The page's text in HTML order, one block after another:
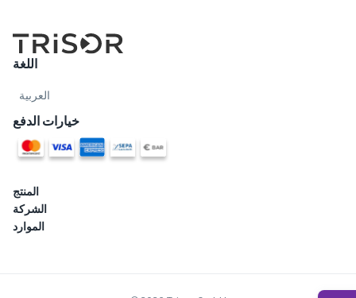
اللغة
العربية
خيارات الدفع
المنتج
الشركة
الموارد